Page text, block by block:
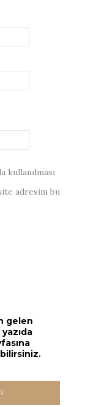
kullanılması
adresim bu
gelen